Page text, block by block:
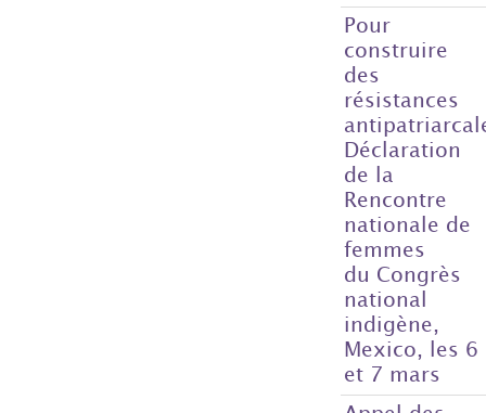
Pour
construire
des
résistances
Déclaration
de la
Rencontre
nationale de
femmes
du Congrès
national
indigène,
Mexico, les 6
et 7 mars